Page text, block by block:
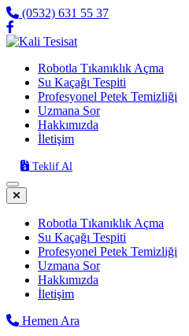
(0532) 631 55 37
Robotla Tıkanıklık Açma
Su Kaçağı Tespiti
Profesyonel Petek Temizliği
Uzmana Sor
Hakkımızda
İletişim
Teklif Al
Robotla Tıkanıklık Açma
Su Kaçağı Tespiti
Profesyonel Petek Temizliği
Uzmana Sor
Hakkımızda
İletişim
Hemen Ara